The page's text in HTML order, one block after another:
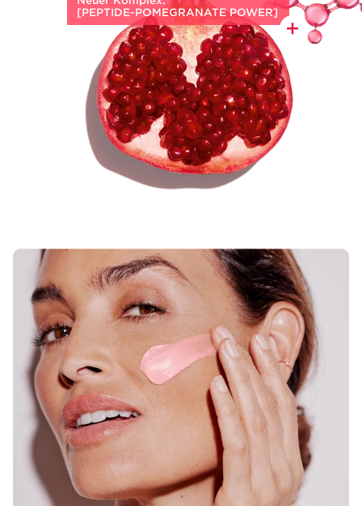
[PEPTIDE-⁠POMEGRANATE POWER]
Energie boostenderbiologischer
Granatapfel-Extrakttrifft
auf einexklusives Ausstrahlung
förderndes Peptid, die durch hormonelle
Veränderungen bedingten Zeichen
der Hautalterung erscheinen gemildert.
Die Haut wirkt glatter, strahlender
und mit einem rosigen Glow.